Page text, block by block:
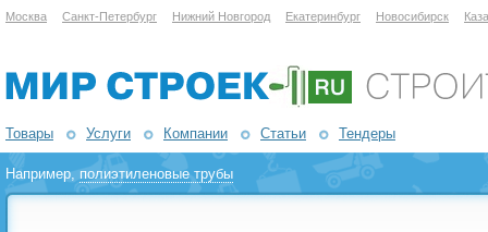
Москва Санкт-Петербург Нижний Новгород Екатеринбург Новосибирск
Товары Услуги Компании Статьи Тендеры
Например,полиэтиленовые трубы